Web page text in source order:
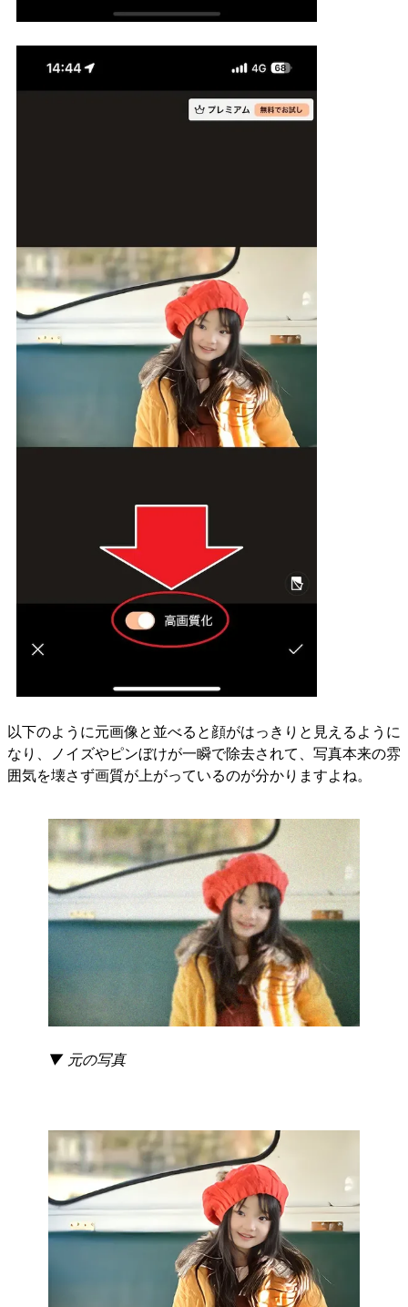
以下のように元画像と並べると顔がはっきりと見えるように
なり、ノイズやピンぼけが一瞬で除去されて、写真本来の雰
囲気を壊さず画質が上がっているのが分かりますよね。
▼ 元の写真